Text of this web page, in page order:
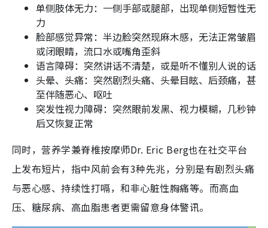
单侧肢体无力：一侧手部或腿部，出现单侧短暂性无
力
脸部感觉异常：半边脸突然现麻木感，无法正常皱眉
或闭眼睛，流口水或嘴角歪斜
语言障碍：突然讲话不清楚，或是听不懂别人说的话
头晕、头痛：突然剧烈头痛、头晕目眩、后颈痛，甚
至伴随恶心、呕吐
突发性视力障碍：突然眼前发黑、视力模糊，几秒钟
后又恢复正常
同时，营养学兼脊椎按摩师Dr. Eric Berg也在社交平台
上发布短片，指中风前会有3种先兆，分别是有剧烈头痛
与恶心感、持续性打嗝，和非心脏性胸痛等。而高血
压、糖尿病、高血脂患者更需留意身体警讯。